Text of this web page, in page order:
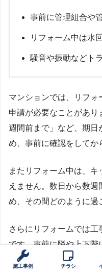
事前に管理組合や
リフォーム中は水
騒音や振動などト
マンションでは、リフォ
申請が必要なことがあり
週間前まで」など、期日
め、事前に確認をしてか
またリフォーム中は、
えません。数日から数
め、その間どのように過
さらにリフォームでは
です。事前に隣や上下階
はなく、万が一、水漏
施工事例 チラシ